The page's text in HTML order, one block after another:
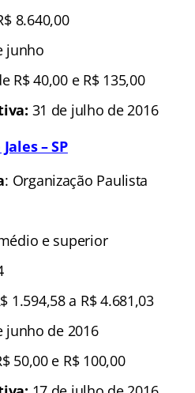
8.640,00
junho
R$ 40,00 e R$ 135,00
31 de julho de 2016
– SP
: Organização Paulista
e superior
1.594,58 a R$ 4.681,03
junho de 2016
50,00 e R$ 100,00